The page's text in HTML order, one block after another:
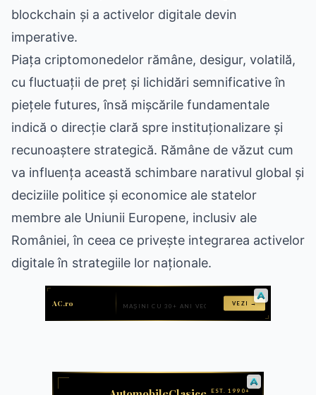
blockchain și a activelor digitale devin
imperative.
Piața criptomonedelor rămâne, desigur, volatilă,
cu fluctuații de preț și lichidări semnificative în
piețele futures, însă mișcările fundamentale
indică o direcție clară spre instituționalizare și
recunoaștere strategică. Rămâne de văzut cum
va influența această schimbare narativul global și
deciziile politice și economice ale statelor
membre ale Uniunii Europene, inclusiv ale
României, în ceea ce privește integrarea activelor
digitale în strategiile lor naționale.